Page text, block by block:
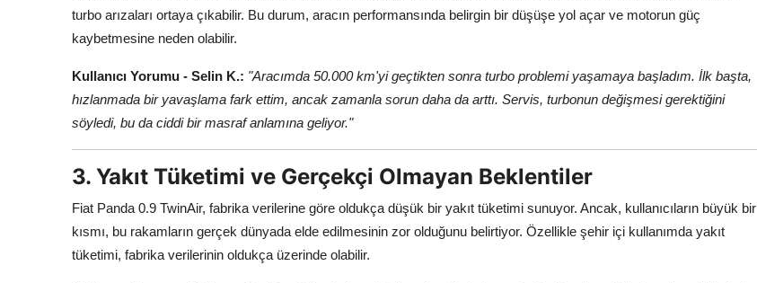
turbo arızaları ortaya çıkabilir. Bu durum, aracın performansında belirgin bir düşüşe yol açar ve motorun güç
kaybetmesine neden olabilir.
Kullanıcı Yorumu - Selin K.: "Aracımda 50.000 km'yi geçtikten sonra turbo problemi yaşamaya başladım. İlk başta,
hızlanmada bir yavaşlama fark ettim, ancak zamanla sorun daha da arttı. Servis, turbonun değişmesi gerektiğini
söyledi, bu da ciddi bir masraf anlamına geliyor."
3. Yakıt Tüketimi ve Gerçekçi Olmayan Beklentiler
Fiat Panda 0.9 TwinAir, fabrika verilerine göre oldukça düşük bir yakıt tüketimi sunuyor. Ancak, kullanıcıların büyük bir
kısmı, bu rakamların gerçek dünyada elde edilmesinin zor olduğunu belirtiyor. Özellikle şehir içi kullanımda yakıt
tüketimi, fabrika verilerinin oldukça üzerinde olabilir.